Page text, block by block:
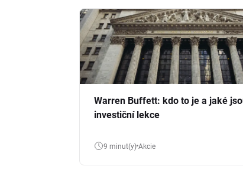
Warren Buffett: kdo to je a jaké
investiční lekce
9 minut(y) Akcie